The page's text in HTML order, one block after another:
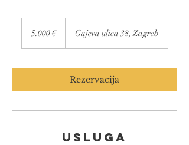
5.000 € Gajeva ulica 38, Zagreb
Rezervacija
Usluga